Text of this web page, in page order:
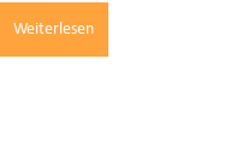
Weiterlesen